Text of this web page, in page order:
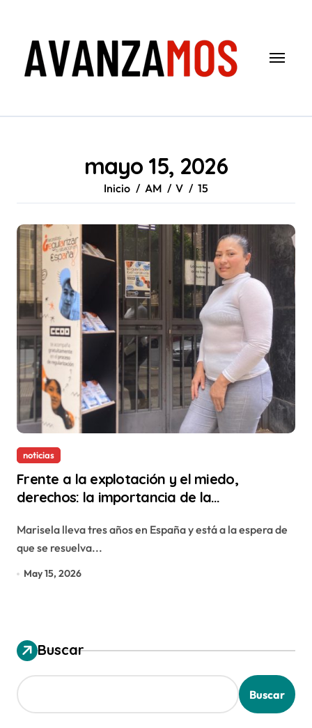
contenido
mayo 15, 2026
Inicio AM V 15
noticias
Frente a la explotación y el miedo,
derechos: la importancia de la
Marisela lleva tres años en España y está a la espera de
que se resuelva...
May 15, 2026
Buscar
Buscar